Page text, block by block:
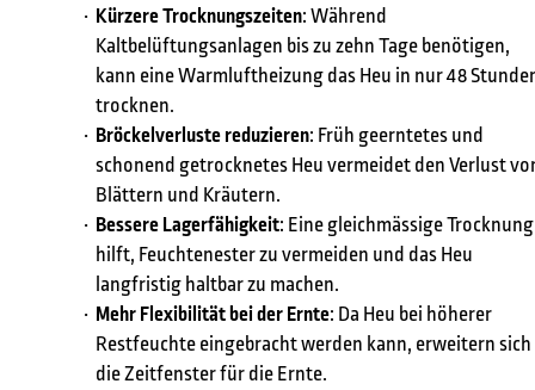
Kürzere Trocknungszeiten: Während
Kaltbelüftungsanlagen bis zu zehn Tage benötigen,
kann eine Warmluftheizung das Heu in nur 48
trocknen.
Bröckelverluste reduzieren: Früh geerntetes und
schonend getrocknetes Heu vermeidet den Verlust
Blättern und Kräutern.
Bessere Lagerfähigkeit: Eine gleichmässige Trocknung
hilft, Feuchtenester zu vermeiden und das Heu
langfristig haltbar zu machen.
Mehr Flexibilität bei der Ernte: Da Heu bei höherer
Restfeuchte eingebracht werden kann, erweitern sich
die Zeitfenster für die Ernte.